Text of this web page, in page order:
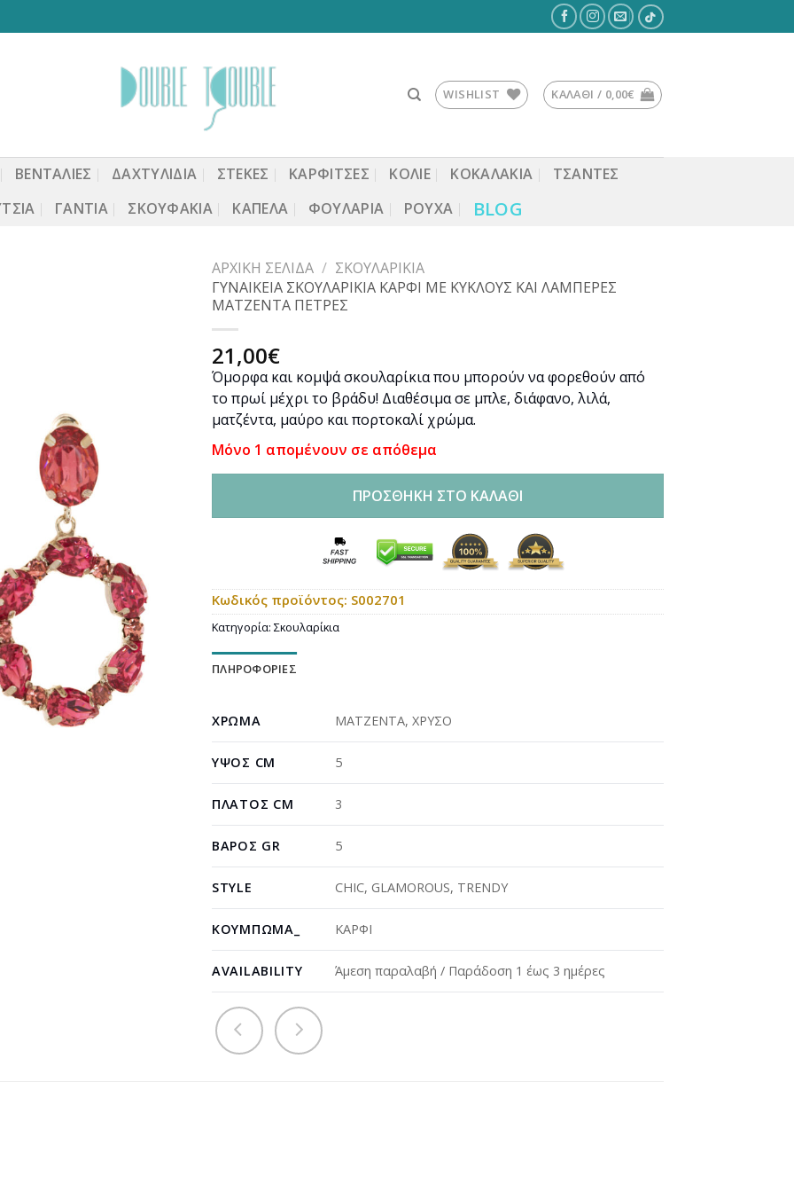
WISHLIST ΚΑΛΆΘΙ / 0,00€
ΒΕΝΤΆΛΙΕΣ ΔΑΧΤΥΛΙΔΙΑ ΣΤΈΚΕΣ ΚΑΡΦΙΤΣΕΣ ΚΟΛΙΕ ΚΟΚΑΛΆΚΙΑ
ΤΣΆΝΤΕΣ
ΓΆΝΤΙΑ ΣΚΟΥΦΆΚΙΑ ΚΑΠΈΛΑ ΦΟΥΛΆΡΙΑ ΡΟΎΧΑ BLOG
ΑΡΧΙΚΉ ΣΕΛΊΔΑ / ΣΚΟΥΛΑΡΊΚΙΑ
ΓΥΝΑΙΚΕΙΑ ΣΚΟΥΛΑΡΙΚΙΑ ΚΑΡΦΙ ΜΕ ΚΥΚΛΟΥΣ ΚΑΙ ΛΑΜΠΕΡΕΣ
ΜΑΤΖΕΝΤΑ ΠΕΤΡΕΣ
21,00€
Όμορφα και κομψά σκουλαρίκια που μπορούν να φορεθούν από
το πρωί μέχρι το βράδυ! Διαθέσιμα σε μπλε, διάφανο, λιλά,
ματζέντα, μαύρο και πορτοκαλί χρώμα.
Μόνο 1 απομένουν σε απόθεμα
ΠΡΟΣΘΉΚΗ ΣΤΟ ΚΑΛΆΘΙ
Κωδικός προϊόντος: S002701
Κατηγορία: Σκουλαρίκια
ΠΛΗΡΟΦΟΡΊΕΣ
ΧΡΏΜΑ ΜΑΤΖΕΝΤΑ,ΧΡΥΣΟ
ΎΨΟΣ CM 5
ΠΛΆΤΟΣ CM 3
ΒΆΡΟΣ GR 5
STYLE CHIC, GLAMOROUS, TRENDY
ΚΟΎΜΠΩΜΑ_ ΚΑΡΦΙ
AVAILABILITY Άμεση παραλαβή / Παράδοση 1 έως 3 ημέρες